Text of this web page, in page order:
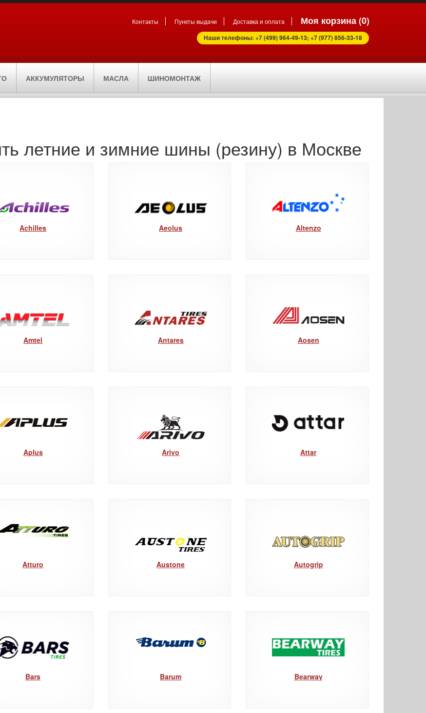
Контакты Пункты выдачи Доставка и оплата Моя корзина (0)
Наши телефоны: +7 (499) 964-49-13; +7 (977) 856-33-18
АККУМУЛЯТОРЫ МАСЛА ШИНОМОНТАЖ
летние и зимние шины (резину) в Москве
Achilles Aeolus Altenzo
Amtel Antares Aosen
Aplus Arivo Attar
Atturo Austone Autogrip
Bars Barum Bearway